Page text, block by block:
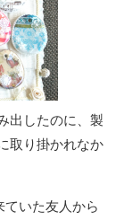
出したのに、製
取り掛かれなか
いた友人から